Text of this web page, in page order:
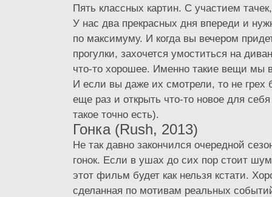
Пять классных картин. С участием
У нас два прекрасных дня впереди и
по максимуму. И когда вы вечером
прогулки, захочется умоститься на
что-то хорошее. Именно такие вещи мы
И если вы даже их смотрели, то не грех
еще раз и открыть что-то новое для
такое точно есть).
Гонка (Rush, 2013)
Не так давно закончился очередной
гонок. Если в ушах до сих пор стоит
этот фильм будет как нельзя кстати.
сделанная по мотивам реальных